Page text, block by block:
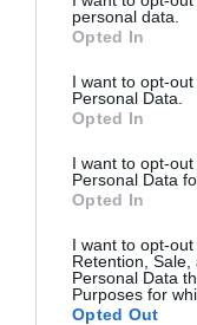
grant or deny
use your data for
consent section.
personal data.
Opted In
I want to opt-
Personal Data.
Opted In
I want to opt-
Personal Data
Opted In
I want to opt-out
Retention,
Personal Data
Purposes for
Opted Out
MEDIA